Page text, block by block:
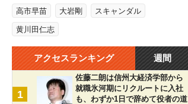
高市早苗 大岩剛 スキャンダル
黄川田仁志
アクセスランキング 週間
1
佐藤二朗は信州大経済学部から
就職氷河期にリクルートに入社
も、わずか1日で辞めて役者の道